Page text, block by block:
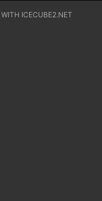
ICECUBE2.NET